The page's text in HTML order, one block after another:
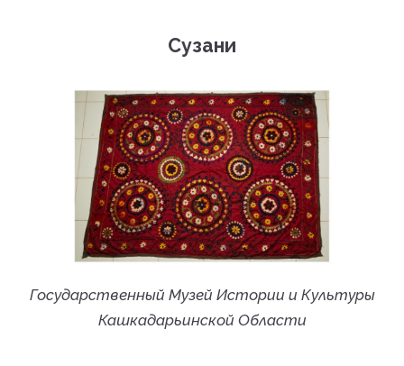
Сузани
Государственный Музей Истории и Культуры
Кашкадарьинской Области